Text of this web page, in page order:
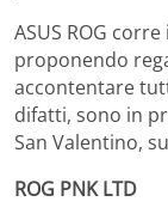
ASUS ROG
proponendo
accontentare
difatti, sono in
San Valentino,
ROG PNK LTD